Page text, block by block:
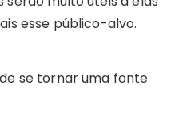
esse público-alvo.
se tornar uma fonte